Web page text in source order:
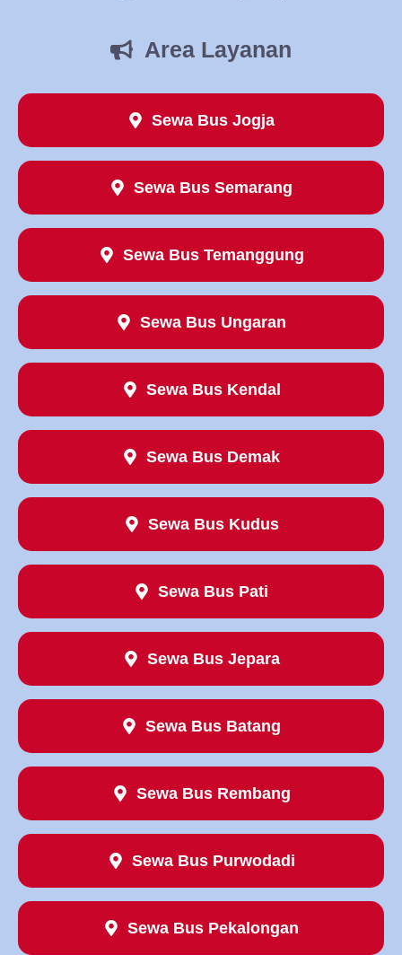
Area Layanan
Sewa Bus Jogja
Sewa Bus Semarang
Sewa Bus Temanggung
Sewa Bus Ungaran
Sewa Bus Kendal
Sewa Bus Demak
Sewa Bus Kudus
Sewa Bus Pati
Sewa Bus Jepara
Sewa Bus Batang
Sewa Bus Rembang
Sewa Bus Purwodadi
Sewa Bus Pekalongan